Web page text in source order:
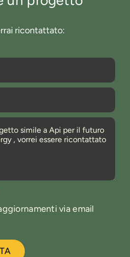
ricontattato:
via email